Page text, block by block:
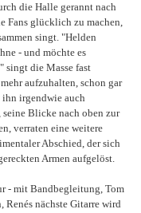
die Halle gerannt nach
Fans glücklich zu machen,
singt. "Helden
- und möchte es
singt die Masse fast
aufzuhalten, schon gar
ihn irgendwie auch
seine Blicke nach oben zur
verraten eine weitere
Abschied, der sich
Armen aufgelöst.
- mit Bandbegleitung, Tom
Renés nächste Gitarre wird